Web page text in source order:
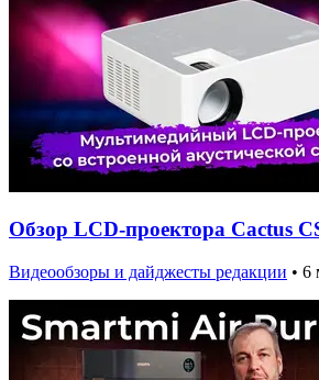
Обзор LCD-проектора Cactus
Видеообзоры и дайджесты редакции • 6